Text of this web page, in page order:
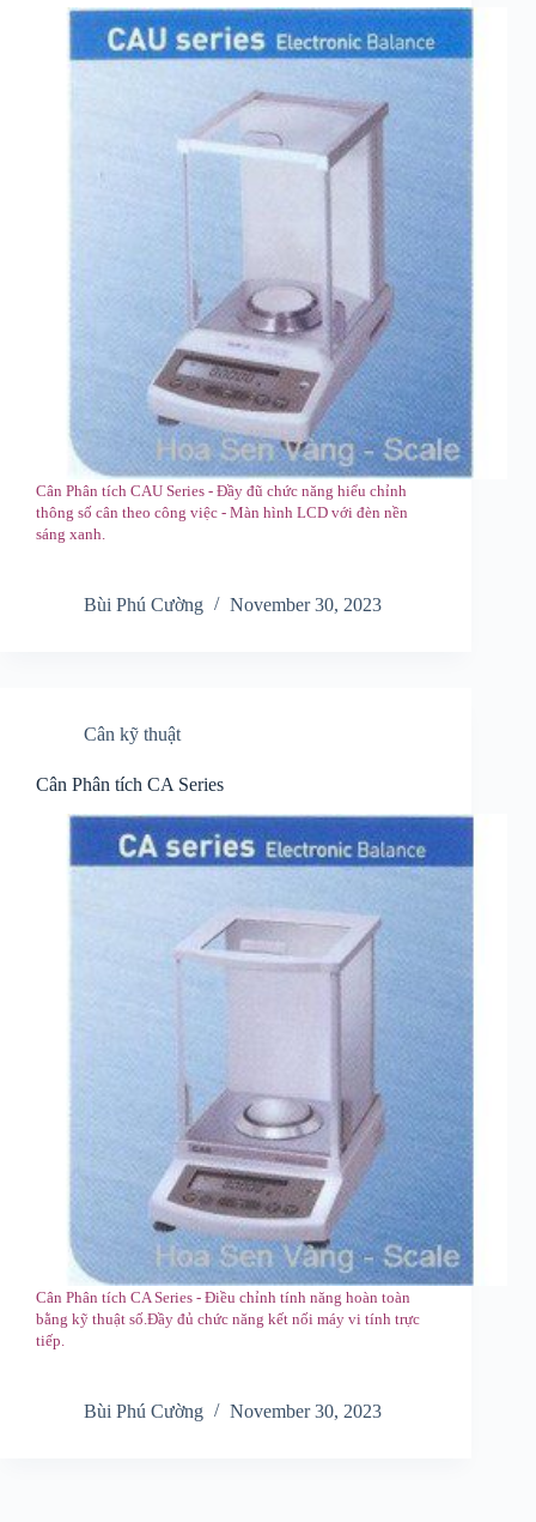
Cân Phân tích CAU Series - Đầy đũ chức năng hiểu chỉnh
thông số cân theo công việc - Màn hình LCD với đèn nền
sáng xanh.
Bùi Phú Cường November 30, 2023
Cân kỹ thuật
Cân Phân tích CA Series
Cân Phân tích CA Series - Điều chỉnh tính năng hoàn toàn
bằng kỹ thuật số.Đầy đủ chức năng kết nối máy vi tính trực
tiếp.
Bùi Phú Cường November 30, 2023